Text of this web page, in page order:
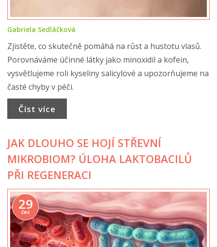
Gabriela Sedláčková
Zjistěte, co skutečně pomáhá na růst a hustotu vlasů.
Porovnáváme účinné látky jako minoxidil a kofein,
vysvětlujeme roli kyseliny salicylové a upozorňujeme na
časté chyby v péči.
Číst více
JAK DLOUHO SE HOJÍ STŘEVNÍ
MIKROBIOM? ÚLOHA LAKTOBACILŮ
PŘI REGENERACI
29
čec